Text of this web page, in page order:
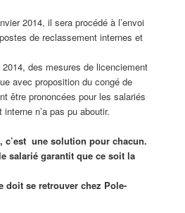
2014, il sera procédé à l’envoi
de reclassement internes et
des mesures de licenciement
avec proposition du congé de
être prononcées pour les salariés
n’a pas pu aboutir.
c’est une solution pour chacun.
salarié garantit que ce soit la
doit se retrouver chez Pole-